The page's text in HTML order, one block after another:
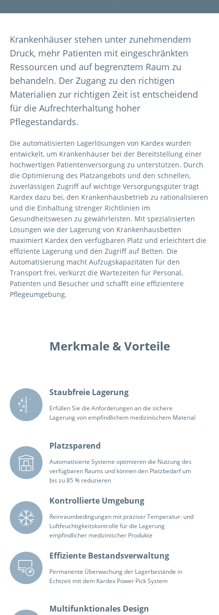
Krankenhäuser stehen unter zunehmendem
Druck, mehr Patienten mit eingeschränkten
Ressourcen und auf begrenztem Raum zu
behandeln. Der Zugang zu den richtigen
Materialien zur richtigen Zeit ist entscheidend
für die Aufrechterhaltung hoher
Pflegestandards.
Die automatisierten Lagerlösungen von Kardex wurden
entwickelt, um Krankenhäuser bei der Bereitstellung einer
hochwertigen Patientenversorgung zu unterstützen. Durch
die Optimierung des Platzangebots und den schnellen,
zuverlässigen Zugriff auf wichtige Versorgungsgüter trägt
Kardex dazu bei, den Krankenhausbetrieb zu rationalisieren
und die Einhaltung strenger Richtlinien im
Gesundheitswesen zu gewährleisten. Mit spezialisierten
Lösungen wie der Lagerung von Krankenhausbetten
maximiert Kardex den verfügbaren Platz und erleichtert die
effiziente Lagerung und den Zugriff auf Betten. Die
Automatisierung macht Aufzugskapazitäten für den
Transport frei, verkürzt die Wartezeiten für Personal,
Patienten und Besucher und schafft eine effizientere
Pflegeumgebung.
Merkmale & Vorteile
Staubfreie Lagerung
Erfüllen Sie die Anforderungen an die sichere
Lagerung von empfindlichem medizinischem Material
Platzsparend
Automatisierte Systeme optimieren die Nutzung des
verfügbaren Raums und können den Platzbedarf um
bis zu 85 % reduzieren
Kontrollierte Umgebung
Reinraumbedingungen mit präziser Temperatur- und
Luftfeuchtigkeitskontrolle für die Lagerung
empfindlicher medizinischer Produkte
Effiziente Bestandsverwaltung
Permanente Überwachung der Lagerbestände in
Echtzeit mit dem Kardex Power Pick System
Multifunktionales Design